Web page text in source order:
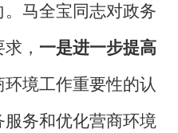
马全宝同志对政务
， 一是进一步提高
境工作重要性的认
服务和优化营商环境